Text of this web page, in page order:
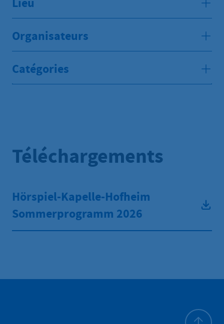
Organisateurs
Catégories
Téléchargements
Hörspiel-Kapelle-Hofheim
Sommerprogramm 2026